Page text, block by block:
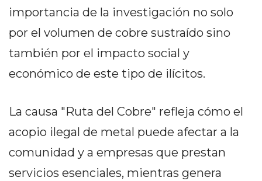
(BUENOS
AIRES)
EL
PERGAMINO
LOS
PRECIOS
EN
importancia de la investigación no solo
por el volumen de cobre sustraído sino
también por el impacto social y
económico de este tipo de ilícitos.
La causa "Ruta del Cobre" refleja cómo el
acopio ilegal de metal puede afectar a la
comunidad y a empresas que prestan
servicios esenciales, mientras genera